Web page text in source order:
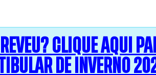
CLIQUE AQUI
DE INVERNO